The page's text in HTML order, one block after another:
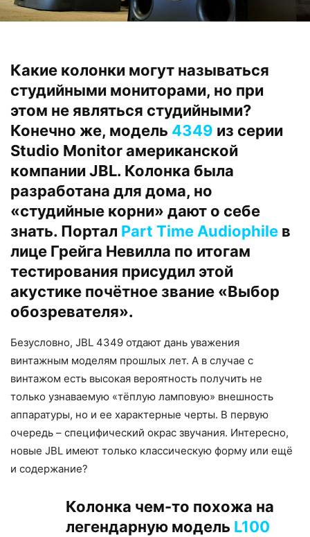
Какие колонки могут называться
студийными мониторами, но при
этом не являться студийными?
Конечно же, модель 4349 из серии
Studio Monitor американской
компании JBL. Колонка была
разработана для дома, но
«студийные корни» дают о себе
знать. Портал Part Time Audiophile в
лице Грейга Невилла по итогам
тестирования присудил этой
акустике почётное звание «Выбор
обозревателя».
Безусловно, JBL 4349 отдают дань уважения
винтажным моделям прошлых лет. А в случае с
винтажом есть высокая вероятность получить не
только узнаваемую «тёплую ламповую» внешность
аппаратуры, но и ее характерные черты. В первую
очередь – специфический окрас звучания. Интересно,
новые JBL имеют только классическую форму или ещё
и содержание?
Колонка чем-то похожа на
легендарную модель L100